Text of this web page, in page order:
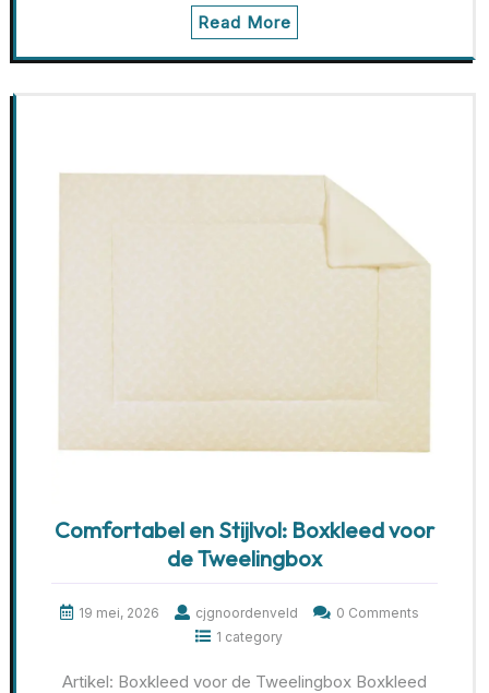
Read More
Comfortabel en Stijlvol: Boxkleed voor
de Tweelingbox
19 mei, 2026 cjgnoordenveld
0 Comments
1 category
Artikel: Boxkleed voor de Tweelingbox Boxkleed